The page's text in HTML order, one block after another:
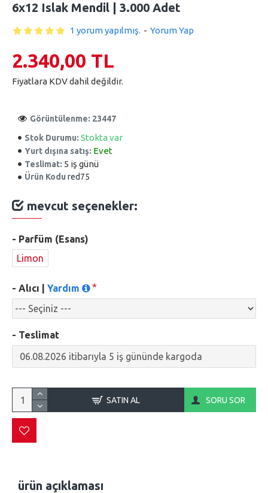
6x12 Islak Mendil | 3.000 Adet
ürün açıklaması
Stok Durumu: Stokta var
Yurt dışına satış: Evet
Teslimat: 5 iş günü
Ürün Kodu red75
Görüntülenme: 23447
1 yorum yapılmış. - Yorum Yap
2.340,00 TL
Fiyatlara KDV dahil değildir.
mevcut seçenekler:
- Parfüm (Esans)
Limon
- Alıcı | Yardım
- Teslimat
SATIN AL SORU SOR